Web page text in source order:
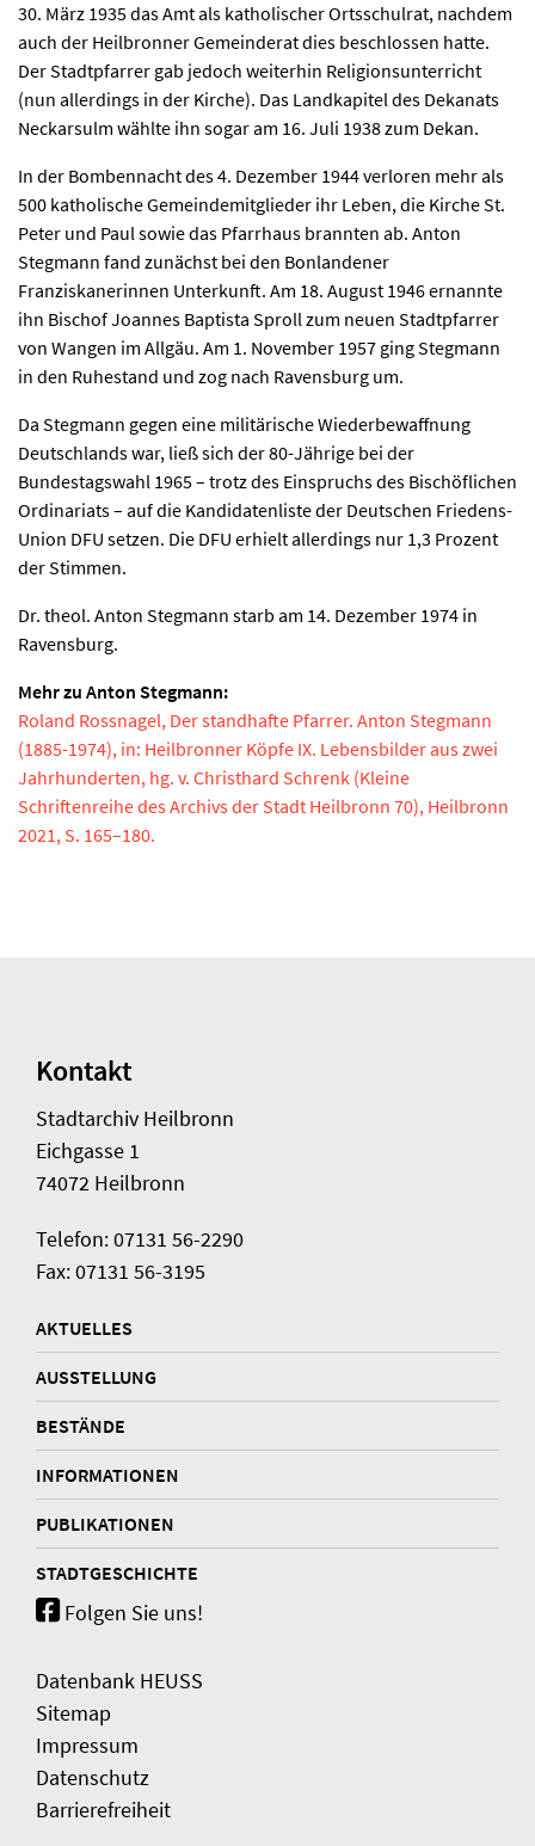
30. März 1935 das Amt als katholischer Ortsschulrat, nachdem
auch der Heilbronner Gemeinderat dies beschlossen hatte.
Der Stadtpfarrer gab jedoch weiterhin Religionsunterricht
(nun allerdings in der Kirche). Das Landkapitel des Dekanats
Neckarsulm wählte ihn sogar am 16. Juli 1938 zum Dekan.
In der Bombennacht des 4. Dezember 1944 verloren mehr als
500 katholische Gemeindemitglieder ihr Leben, die Kirche St.
Peter und Paul sowie das Pfarrhaus brannten ab. Anton
Stegmann fand zunächst bei den Bonlandener
Franziskanerinnen Unterkunft. Am 18. August 1946 ernannte
ihn Bischof Joannes Baptista Sproll zum neuen Stadtpfarrer
von Wangen im Allgäu. Am 1. November 1957 ging Stegmann
in den Ruhestand und zog nach Ravensburg um.
Da Stegmann gegen eine militärische Wiederbewaffnung
Deutschlands war, ließ sich der 80-Jährige bei der
Bundestagswahl 1965 – trotz des Einspruchs des Bischöflichen
Ordinariats – auf die Kandidatenliste der Deutschen Friedens-
Union DFU setzen. Die DFU erhielt allerdings nur 1,3 Prozent
der Stimmen.
Dr. theol. Anton Stegmann starb am 14. Dezember 1974 in
Ravensburg.
Mehr zu Anton Stegmann:
Roland Rossnagel, Der standhafte Pfarrer. Anton Stegmann
(1885-1974), in: Heilbronner Köpfe IX. Lebensbilder aus zwei
Jahrhunderten, hg. v. Christhard Schrenk (Kleine
Schriftenreihe des Archivs der Stadt Heilbronn 70), Heilbronn
2021, S. 165–180.
Kontakt
Stadtarchiv Heilbronn
Eichgasse 1
74072 Heilbronn
Telefon: 07131 56-2290
Fax: 07131 56-3195
AKTUELLES
AUSSTELLUNG
BESTÄNDE
INFORMATIONEN
PUBLIKATIONEN
STADTGESCHICHTE
Folgen Sie uns!
Datenbank HEUSS
Sitemap
Impressum
Datenschutz
Barrierefreiheit